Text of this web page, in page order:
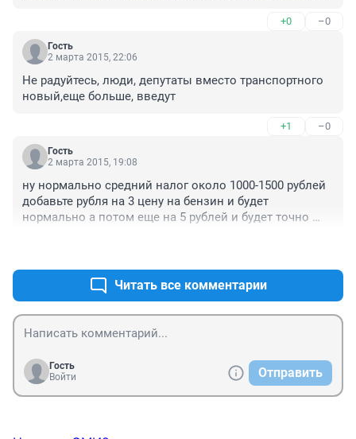
+0 –0
Гость
2 марта 2015, 22:06
Не радуйтесь, люди, депутаты вместо транспортного
новый,еще больше, введут
+1 –0
Гость
2 марта 2015, 19:08
ну нормально средний налог около 1000-1500 рублей
добавьте рубля на 3 цену на бензин и будет
нормально а потом еще на 5 рублей и будет точно
Читать все комментарии
Гость
Войти
Отправить